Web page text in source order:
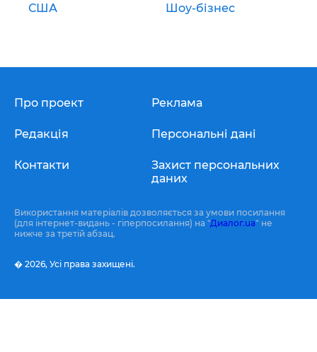
США Шоу-бізнес
Про проект
Редакція
Контакти
Реклама
Персональні дані
Захист персональних
даних
Використання матеріалів дозволяється за умови посилання
(для інтернет-видань - гіперпосилання) на "Диалог.ua" не
нижче за третій абзац.
� 2026, Усі права захищені.